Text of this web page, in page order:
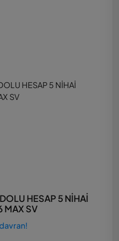
HESAP 5 NİHAİ
MAX SV